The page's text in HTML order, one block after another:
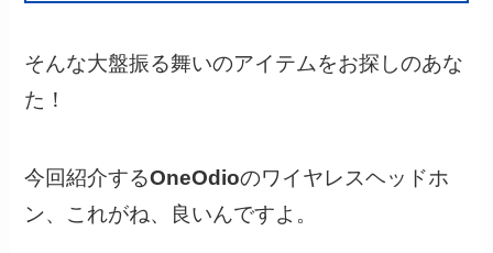
そんな大盤振る舞いのアイテムをお探しのあな
た！
今回紹介するOneOdioのワイヤレスヘッドホ
ン、これがね、良いんですよ。